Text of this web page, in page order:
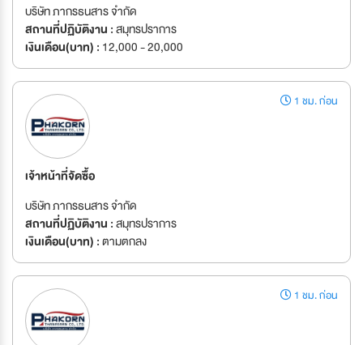
บริษัท ภากรธนสาร จำกัด
สถานที่ปฏิบัติงาน :สมุทรปราการ
เงินเดือน(บาท) : 12,000 - 20,000
1 ชม. ก่อน
เจ้าหน้าที่จัดซื้อ
บริษัท ภากรธนสาร จำกัด
สถานที่ปฏิบัติงาน :สมุทรปราการ
เงินเดือน(บาท) :ตามตกลง
1 ชม. ก่อน